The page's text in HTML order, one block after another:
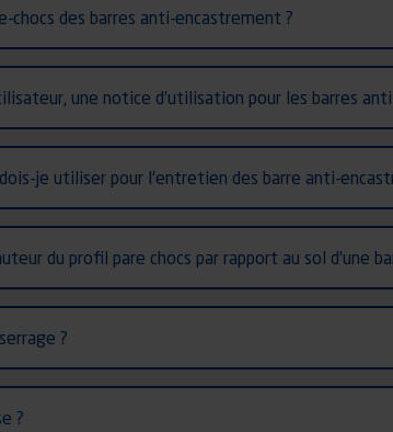
chocs des barres anti-encastrement ?
une notice d’utilisation pour les barres
je utiliser pour l'entretien des barre anti-
du profil pare chocs par rapport au sol d'une
?
?